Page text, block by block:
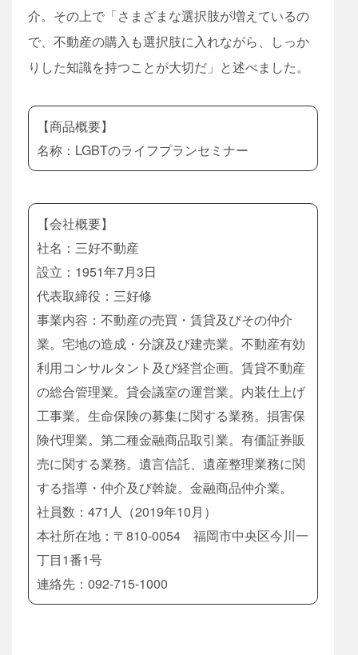
介。その上で「さまざまな選択肢が増えているの
で、不動産の購入も選択肢に入れながら、しっか
りした知識を持つことが大切だ」と述べました。
【商品概要】
名称：LGBTのライフプランセミナー
【会社概要】
社名：三好不動産
設立：1951年7月3日
代表取締役：三好修
事業内容：不動産の売買・賃貸及びその仲介
業。宅地の造成・分譲及び建売業。不動産有効
利用コンサルタント及び経営企画。賃貸不動産
の総合管理業。貸会議室の運営業。内装仕上げ
工事業。生命保険の募集に関する業務。損害保
険代理業。第二種金融商品取引業。有価証券販
売に関する業務。遺言信託、遺産整理業務に関
する指導・仲介及び斡旋。金融商品仲介業。
社員数：471人（2019年10月）
本社所在地：〒810-0054 福岡市中央区今川一
丁目1番1号
連絡先：092-715-1000